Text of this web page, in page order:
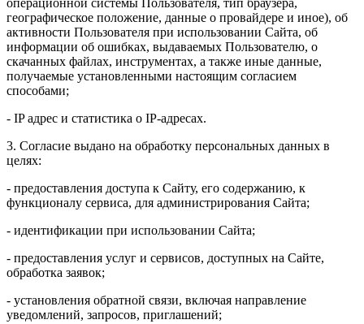
географическое положение, данные о провайдере и иное), об
активности Пользователя при использовании Сайта, об
информации об ошибках, выдаваемых Пользователю, о
скачанных файлах, инструментах, а также иные данные,
получаемые установленными настоящим согласием
способами;
- IP адрес и статистика о IP-адресах.
3. Согласие выдано на обработку персональных данных в
целях:
- предоставления доступа к Сайту, его содержанию, к
функционалу сервиса, для администрирования Сайта;
- идентификации при использовании Сайта;
- предоставления услуг и сервисов, доступных на Сайте,
обработка заявок;
- установления обратной связи, включая направление
уведомлений, запросов, приглашений;